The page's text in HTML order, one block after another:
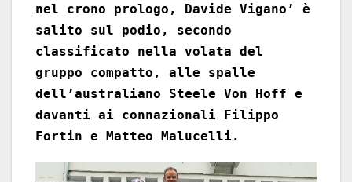
nel crono prologo, Davide Vigano’ è
salito sul podio, secondo
classificato nella volata del
gruppo compatto, alle spalle
dell’australiano Steele Von Hoff e
davanti ai connazionali Filippo
Fortin e Matteo Malucelli.